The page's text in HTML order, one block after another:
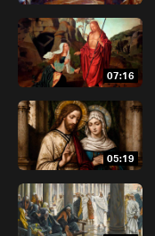
07:16
05:19